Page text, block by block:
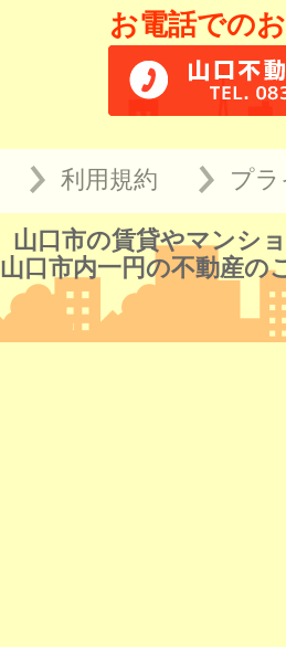
お電話での
利用規約 プ
山口市の賃貸やマンシ
山口市内一円の不動産の